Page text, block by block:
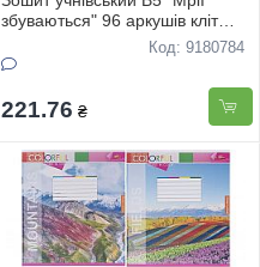
збуваються" 96 аркушів кліт
"COPYBOOK" 3790 8штКод: 9180784
221.76 ₴